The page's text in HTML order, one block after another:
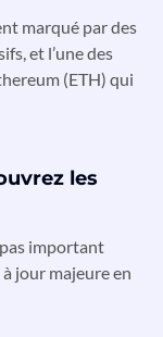
marqué par des
et l’une des
(ETH) qui
les
important
jour majeure en